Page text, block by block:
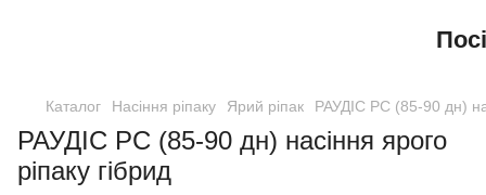
Каталог Насіння ріпаку Ярий ріпак РАУДІС РС (85-90 дн)
РАУДІС РС (85-90 дн) насіння ярого
ріпаку гібрид